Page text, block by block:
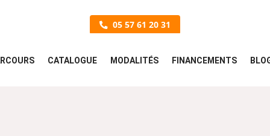
05 57 61 20 31
CATALOGUE MODALITÉS FINANCEMENTS